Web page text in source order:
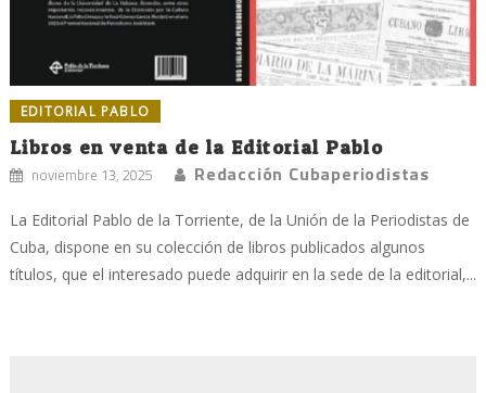
EDITORIAL PABLO
Libros en venta de la Editorial Pablo
noviembre 13, 2025 Redacción Cubaperiodistas
La Editorial Pablo de la Torriente, de la Unión de la Periodistas de
Cuba, dispone en su colección de libros publicados algunos
títulos, que el interesado puede adquirir en la sede de la editorial,...